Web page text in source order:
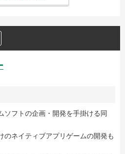
ソフトの企画・開発を手掛ける同
のネイティブアプリゲームの開発も